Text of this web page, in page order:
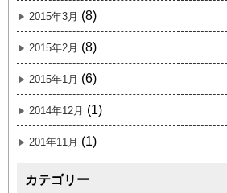
2015年3月 (8)
2015年2月 (8)
2015年1月 (6)
2014年12月 (1)
201年11月 (1)
カテゴリー